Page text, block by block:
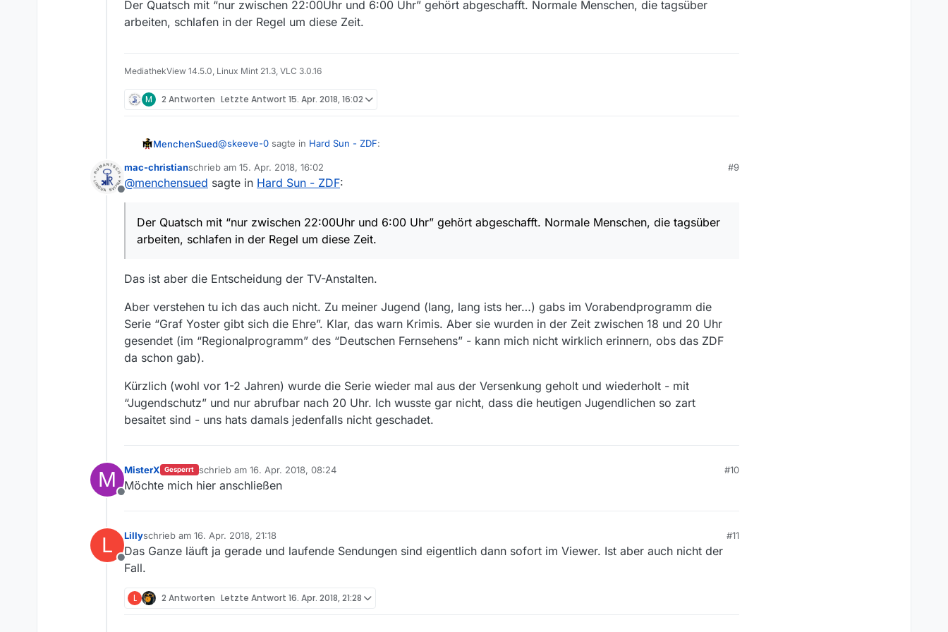
Der Quatsch mit “nur zwischen 22:00Uhr und 6:00 Uhr” gehört abgeschafft. Normale Menschen, die tagsüber
arbeiten, schlafen in der Regel um diese Zeit.
MediathekView 14.5.0, Linux Mint 21.3, VLC 3.0.16
M 2 Antworten Letzte Antwort 15. Apr. 2018, 16:02
MenchenSued@skeeve-0 sagte in Hard Sun - ZDF:
nach 22h
Der Quatsch mit “nur zwischen 22:00Uhr und 6:00 Uhr” gehört abgeschafft. Normale Menschen, die tagsüber
Offline
mac-christianschrieb am 15. Apr. 2018, 16:02
zuletzt editiert von
#9
@menchensued sagte in Hard Sun - ZDF:
Der Quatsch mit “nur zwischen 22:00Uhr und 6:00 Uhr” gehört abgeschafft. Normale Menschen, die tagsüber
arbeiten, schlafen in der Regel um diese Zeit.
Das ist aber die Entscheidung der TV-Anstalten.
Aber verstehen tu ich das auch nicht. Zu meiner Jugend (lang, lang ists her…) gabs im Vorabendprogramm die
Serie “Graf Yoster gibt sich die Ehre”. Klar, das warn Krimis. Aber sie wurden in der Zeit zwischen 18 und 20 Uhr
gesendet (im “Regionalprogramm” des “Deutschen Fernsehens” - kann mich nicht wirklich erinnern, obs das ZDF
da schon gab).
Kürzlich (wohl vor 1-2 Jahren) wurde die Serie wieder mal aus der Versenkung geholt und wiederholt - mit
“Jugendschutz” und nur abrufbar nach 20 Uhr. Ich wusste gar nicht, dass die heutigen Jugendlichen so zart
besaitet sind - uns hats damals jedenfalls nicht geschadet.
M
Offline
MisterX Gesperrt schrieb am 16. Apr. 2018, 08:24
zuletzt editiert von
#10
Möchte mich hier anschließen
L
Offline
Lillyschrieb am 16. Apr. 2018, 21:18
zuletzt editiert von
#11
Das Ganze läuft ja gerade und laufende Sendungen sind eigentlich dann sofort im Viewer. Ist aber auch nicht der
Fall.
L 2 Antworten Letzte Antwort 16. Apr. 2018, 21:28